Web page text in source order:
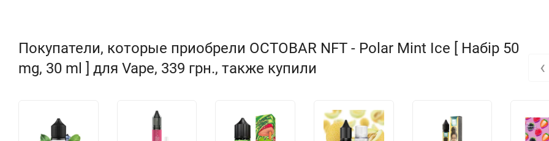
Покупатели, которые приобрели OCTOBAR NFT - Polar Mint Ice [ Набір 50
mg, 30 ml ] для Vape, 339 грн., также купили
‹